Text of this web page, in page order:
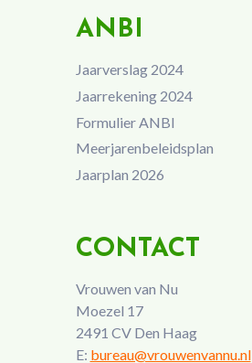
ANBI
Jaarverslag 2024
Jaarrekening 2024
Formulier ANBI
Meerjarenbeleidsplan
Jaarplan 2026
CONTACT
Vrouwen van Nu
Moezel 17
2491 CV Den Haag
E: bureau@vrouwenvannu.nl